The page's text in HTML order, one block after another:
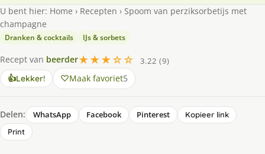
U bent hier: Home › Recepten › Spoom van perziksorbetijs met
champagne
Dranken & cocktails IJs & sorbets
Recept van beerder★★★☆☆
3.22 (9)
👍Lekker! Maak favoriet5
Delen: WhatsApp Facebook Pinterest
Kopieer link
Print